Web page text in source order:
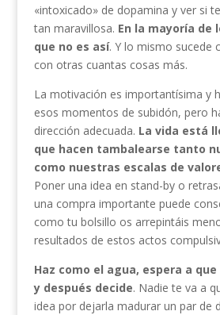
«intoxicado» de dopamina y ver si
tan maravillosa. En la mayoría de
que no es así. Y lo mismo sucede
con otras cuantas cosas más.
La motivación es importantísima y
esos momentos de subidón, pero
dirección adecuada. La vida está
que hacen tambalearse tanto
como nuestras escalas de
Poner una idea en stand-by o
una compra importante puede
como tu bolsillo os arrepintáis
resultados de estos actos
Haz como el agua, espera a
y después decide. Nadie te va a
idea por dejarla madurar un par de